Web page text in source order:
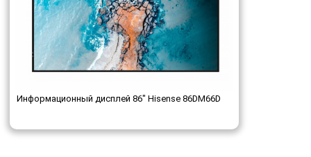
Информационный дисплей 86" Hisense 86DM66D